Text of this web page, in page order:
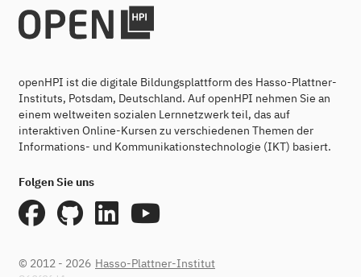
openHPI ist die digitale Bildungsplattform des Hasso-Plattner-
Instituts, Potsdam, Deutschland. Auf openHPI nehmen Sie an
einem weltweiten sozialen Lernnetzwerk teil, das auf
interaktiven Online-Kursen zu verschiedenen Themen der
Informations- und Kommunikationstechnologie (IKT) basiert.
Folgen Sie uns
© 2012 - 2026 Hasso-Plattner-Institut